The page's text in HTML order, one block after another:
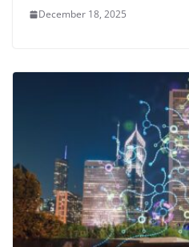
December 18, 2025